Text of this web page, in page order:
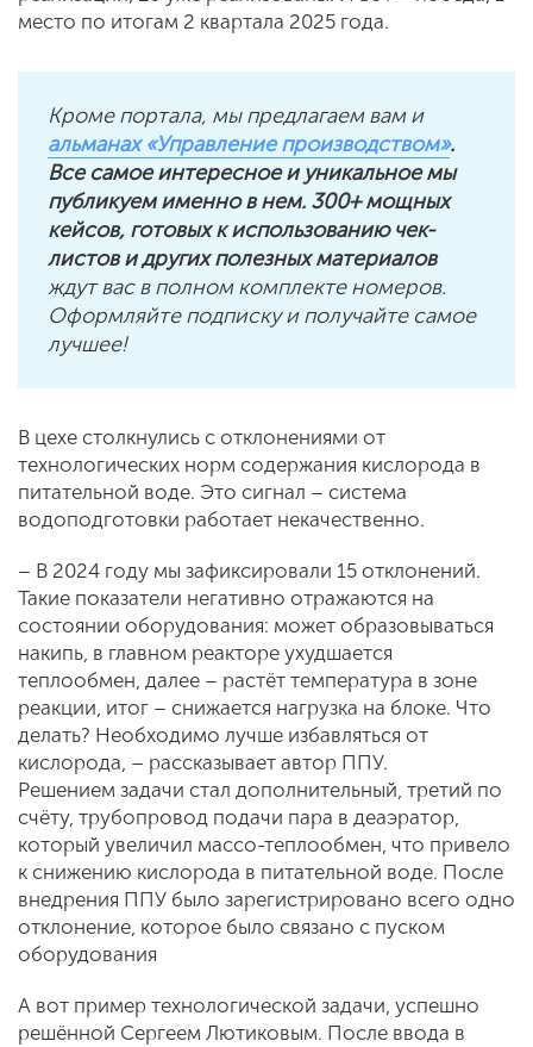
место по итогам 2 квартала 2025 года.
Кроме портала, мы предлагаем вам и
альманах «Управление производством».
Все самое интересное и уникальное мы
публикуем именно в нем. 300+ мощных
кейсов, готовых к использованию чек-
листов и других полезных материалов
ждут вас в полном комплекте номеров.
Оформляйте подписку и получайте самое
лучшее!
В цехе столкнулись с отклонениями от
технологических норм содержания кислорода в
питательной воде. Это сигнал – система
водоподготовки работает некачественно.
– В 2024 году мы зафиксировали 15 отклонений.
Такие показатели негативно отражаются на
состоянии оборудования: может образовываться
накипь, в главном реакторе ухудшается
теплообмен, далее – растёт температура в зоне
реакции, итог – снижается нагрузка на блоке. Что
делать? Необходимо лучше избавляться от
кислорода, – рассказывает автор ППУ.
Решением задачи стал дополнительный, третий по
счёту, трубопровод подачи пара в деаэратор,
который увеличил массо-теплообмен, что привело
к снижению кислорода в питательной воде. После
внедрения ППУ было зарегистрировано всего одно
отклонение, которое было связано с пуском
оборудования
А вот пример технологической задачи, успешно
решённой Сергеем Лютиковым. После ввода в